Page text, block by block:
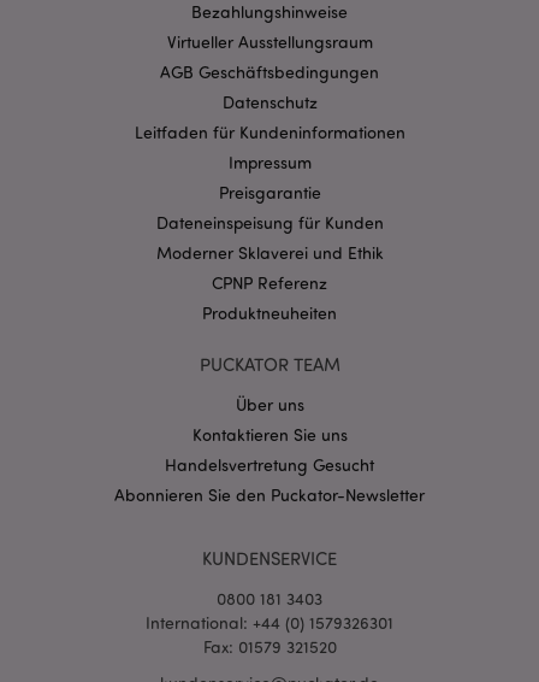
Bezahlungshinweise
Virtueller Ausstellungsraum
AGB Geschäftsbedingungen
Datenschutz
Leitfaden für Kundeninformationen
Impressum
Preisgarantie
Dateneinspeisung für Kunden
Moderner Sklaverei und Ethik
CPNP Referenz
Produktneuheiten
PUCKATOR TEAM
Über uns
Kontaktieren Sie uns
Handelsvertretung Gesucht
Abonnieren Sie den Puckator-Newsletter
KUNDENSERVICE
0800 181 3403
International: +44 (0) 1579326301
Fax: 01579 321520
mage-messages
X-Magento-Vary
_GRECAPTCHA